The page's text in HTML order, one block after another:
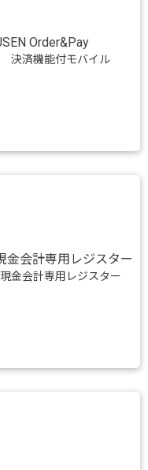
決済機能付モバイル
現金会計専用レジスター